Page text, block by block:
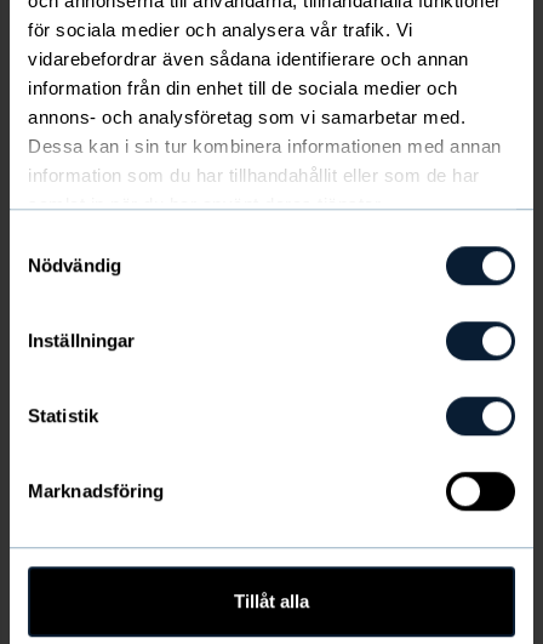
för sociala medier och analysera vår trafik. Vi
vidarebefordrar även sådana identifierare och annan
information från din enhet till de sociala medier och
annons- och analysföretag som vi samarbetar med.
Dessa kan i sin tur kombinera informationen med annan
information som du har tillhandahållit eller som de har
samlat in när du har använt deras tjänster.
Nödvändig
Inställningar
Statistik
Marknadsföring
Tillåt alla
Röd A, 2008-2009
Mat
TillTullingecupens hemsida
Stockholm
Innebandy
14 år,15
info@tullingecupen.se